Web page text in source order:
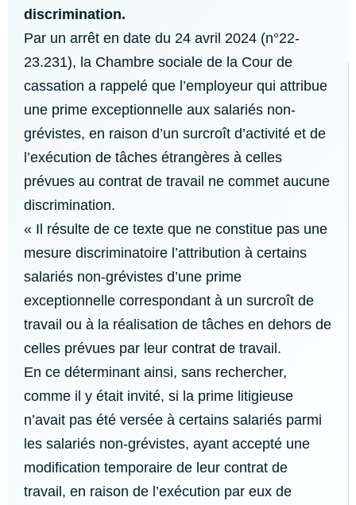
discrimination.
Par un arrêt en date du 24 avril 2024 (n°22-
23.231), la Chambre sociale de la Cour de
cassation a rappelé que l’employeur qui attribue
une prime exceptionnelle aux salariés non-
grévistes, en raison d’un surcroît d’activité et de
l’exécution de tâches étrangères à celles
prévues au contrat de travail ne commet aucune
discrimination.
« Il résulte de ce texte que ne constitue pas une
mesure discriminatoire l’attribution à certains
salariés non-grévistes d’une prime
exceptionnelle correspondant à un surcroît de
travail ou à la réalisation de tâches en dehors de
celles prévues par leur contrat de travail.
En ce déterminant ainsi, sans rechercher,
comme il y était invité, si la prime litigieuse
n’avait pas été versée à certains salariés parmi
les salariés non-grévistes, ayant accepté une
modification temporaire de leur contrat de
travail, en raison de l’exécution par eux de